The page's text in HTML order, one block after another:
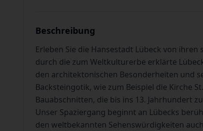
Beschreibung
Erleben Sie die Hansestadt Lübeck von
durch die zum Weltkulturerbe erklärte
den architektonischen Besonderheiten und
Backsteingotik, wie zum Beispiel die Kirche
Bauabschnitten, die bis ins 13. Jahrhundert
Unser Spaziergang beginnt an Lübecks
den weltbekannten Sehenswürdigkeiten